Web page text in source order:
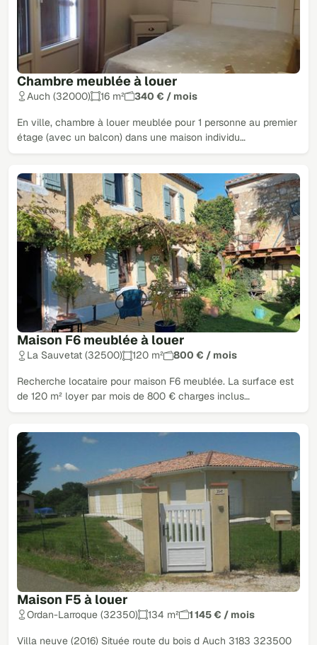
Chambre meublée à louer
Auch (32000) 16 m² 340 € / mois
En ville, chambre à louer meublée pour 1 personne au premier
étage (avec un balcon) dans une maison individu…
Maison F6 meublée à louer
La Sauvetat (32500) 120 m² 800 € / mois
Recherche locataire pour maison F6 meublée. La surface est
de 120 m² loyer par mois de 800 € charges inclus…
Maison F5 à louer
Ordan-Larroque (32350) 134 m² 1 145 € / mois
Villa neuve (2016) Située route du bois d Auch 3183 323500